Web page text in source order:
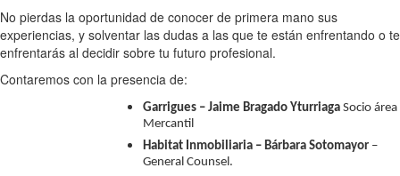
No pierdas la oportunidad de conocer de primera mano sus
experiencias, y solventar las dudas a las que te están enfrentando o te
enfrentarás al decidir sobre tu futuro profesional.
Contaremos con la presencia de:
Garrigues – Jaime Bragado Yturriaga Socio área
Mercantil
Habitat Inmobiliaria – Bárbara Sotomayor –
General Counsel.